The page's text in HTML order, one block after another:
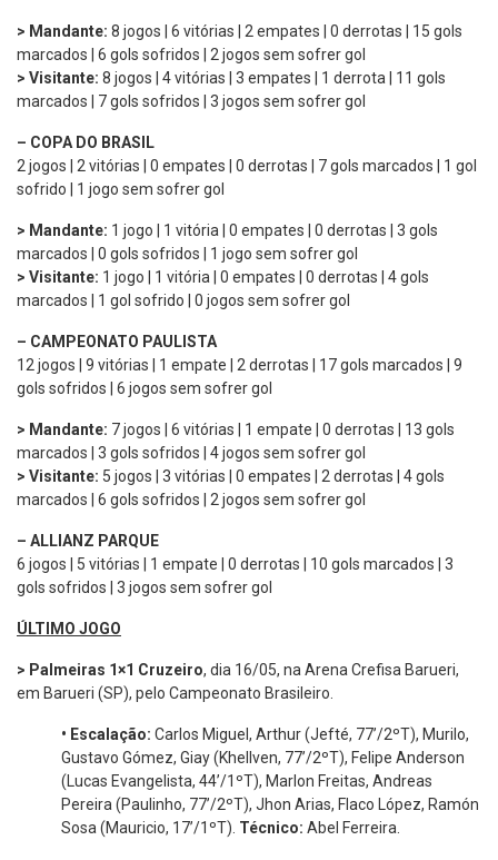
> Mandante: 8 jogos | 6 vitórias | 2 empates | 0 derrotas | 15 gols
marcados | 6 gols sofridos | 2 jogos sem sofrer gol
> Visitante: 8 jogos | 4 vitórias | 3 empates | 1 derrota | 11 gols
marcados | 7 gols sofridos | 3 jogos sem sofrer gol
– COPA DO BRASIL
2 jogos | 2 vitórias | 0 empates | 0 derrotas | 7 gols marcados | 1 gol
sofrido | 1 jogo sem sofrer gol
> Mandante: 1 jogo | 1 vitória | 0 empates | 0 derrotas | 3 gols
marcados | 0 gols sofridos | 1 jogo sem sofrer gol
> Visitante: 1 jogo | 1 vitória | 0 empates | 0 derrotas | 4 gols
marcados | 1 gol sofrido | 0 jogos sem sofrer gol
– CAMPEONATO PAULISTA
12 jogos | 9 vitórias | 1 empate | 2 derrotas | 17 gols marcados | 9
gols sofridos | 6 jogos sem sofrer gol
> Mandante: 7 jogos | 6 vitórias | 1 empate | 0 derrotas | 13 gols
marcados | 3 gols sofridos | 4 jogos sem sofrer gol
> Visitante: 5 jogos | 3 vitórias | 0 empates | 2 derrotas | 4 gols
marcados | 6 gols sofridos | 2 jogos sem sofrer gol
– ALLIANZ PARQUE
6 jogos | 5 vitórias | 1 empate | 0 derrotas | 10 gols marcados | 3
gols sofridos | 3 jogos sem sofrer gol
ÚLTIMO JOGO
> Palmeiras 1×1 Cruzeiro, dia 16/05, na Arena Crefisa Barueri,
em Barueri (SP), pelo Campeonato Brasileiro.
• Escalação: Carlos Miguel, Arthur (Jefté, 77’/2ºT), Murilo,
Gustavo Gómez, Giay (Khellven, 77’/2ºT), Felipe Anderson
(Lucas Evangelista, 44’/1ºT), Marlon Freitas, Andreas
Pereira (Paulinho, 77’/2ºT), Jhon Arias, Flaco López, Ramón
Sosa (Mauricio, 17’/1ºT). Técnico: Abel Ferreira.